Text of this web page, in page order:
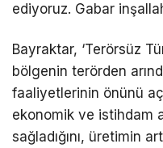
ediyoruz. Gabar
Bayraktar, ‘Terörsüz
bölgenin terörden
faaliyetlerinin önünü
ekonomik ve istihdam
sağladığını, üretimin